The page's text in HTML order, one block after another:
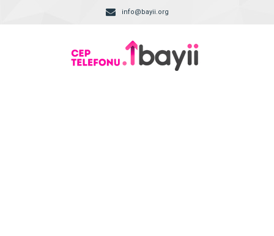
info@bayii.org